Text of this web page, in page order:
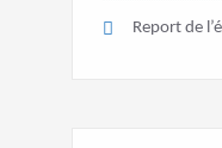
Report de